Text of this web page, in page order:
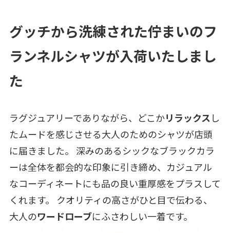
グッチから洗練された佇まいのフ
ランネルシャツが入荷いたしまし
た
ラグジュアリーでありながら、どこかリラックスし
たムードを感じさせる大人のためのシャツが店頭
に届きました。 深みのあるシックなブラックカラ
ーは全体を都会的な印象に引き締め、カジュアル
なコーディネートにも品の良い重厚感をプラスして
くれます。 クオリティの高さがひと目で伝わる、
大人のワードローブにふさわしい一着です。